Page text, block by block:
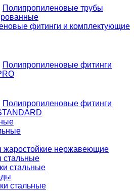
Полипропиленовые трубы
фитинги и комплектующие
Полипропиленовые фитинги
Полипропиленовые фитинги
жаростойкие нержавеющие
стальные
стальные
стальные